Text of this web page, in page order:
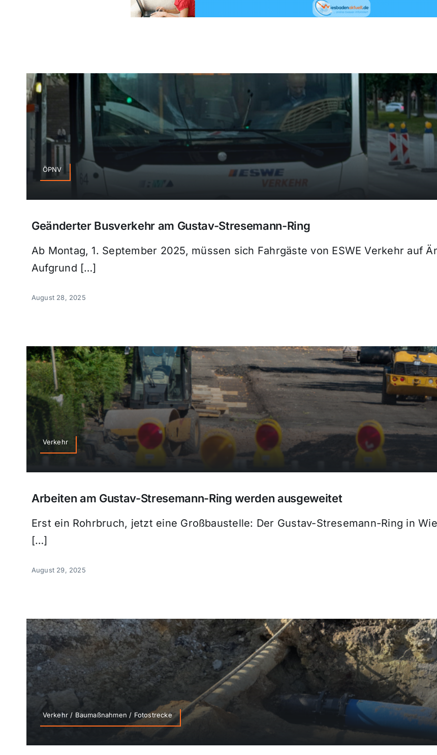
ÖPNV
Geänderter Busverkehr am Gustav-Stresemann-Ring
Ab Montag, 1. September 2025, müssen sich Fahrgäste von ESWE Verkehr auf
Aufgrund […]
August 28, 2025
Verkehr
Arbeiten am Gustav-Stresemann-Ring werden ausgeweitet
Erst ein Rohrbruch, jetzt eine Großbaustelle: Der Gustav-Stresemann-Ring in
[…]
August 29, 2025
Verkehr / Baumaßnahmen / Fotostrecke